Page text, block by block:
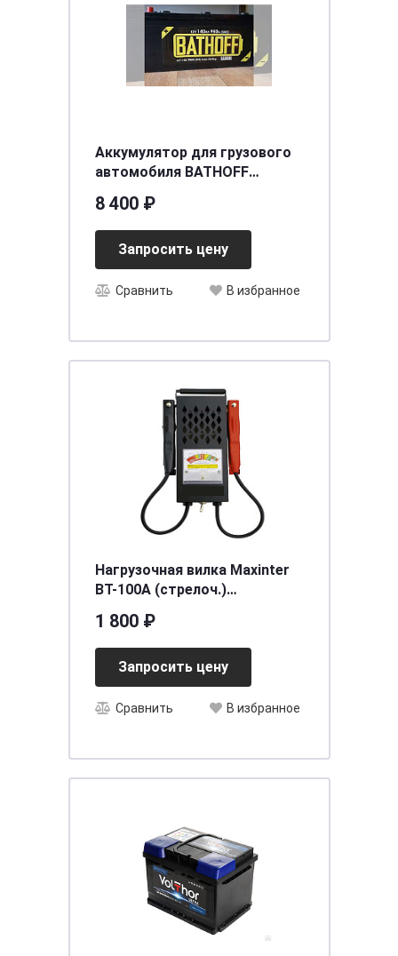
Аккумулятор для грузового
автомобиля BATHOFF
8 400 ₽
Запросить цену
Сравнить В избранное
Нагрузочная вилка Maxinter
BT-100A (стрелоч.)
1 800 ₽
Запросить цену
Сравнить В избранное